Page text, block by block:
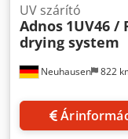
Neuhausen 822
UV szárító
Adnos 1UV46 /
drying system